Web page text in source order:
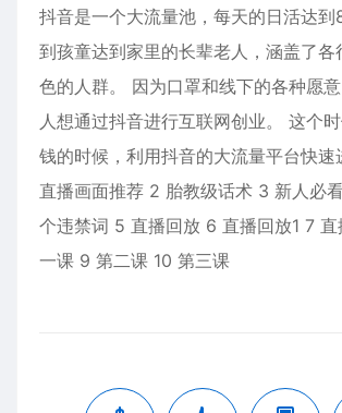
抖音是一个大流量池，每天的日活达
到孩童达到家里的长辈老人，涵盖了各
色的人群。 因为口罩和线下的各种愿
人想通过抖音进行互联网创业。 这个
钱的时候，利用抖音的大流量平台快速
直播画面推荐 2 胎教级话术 3 新人必
个违禁词 5 直播回放 6 直播回放1 7
一课 9 第二课 10 第三课